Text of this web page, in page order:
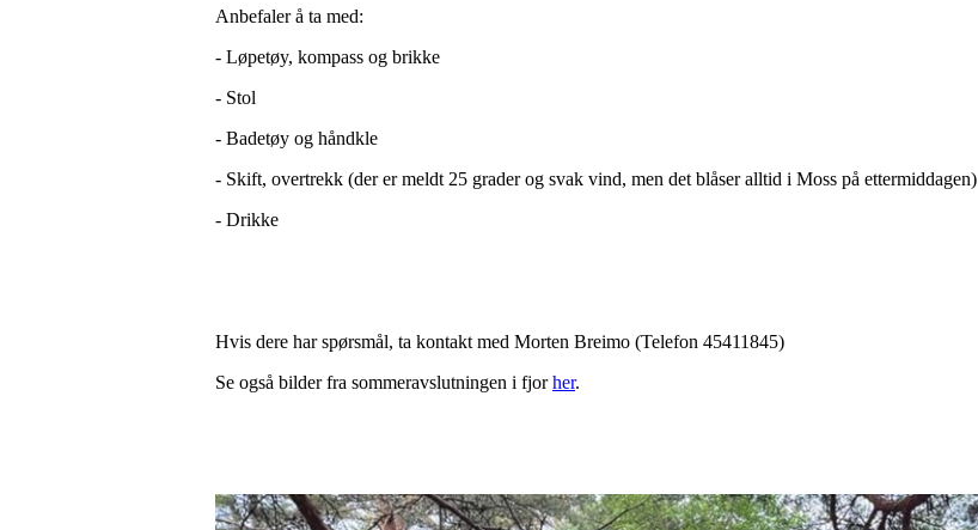
Anbefaler å ta med:
- Løpetøy, kompass og brikke
- Stol
- Badetøy og håndkle
- Skift, overtrekk (der er meldt 25 grader og svak vind, men det blåser alltid i Moss på ettermiddagen)
- Drikke
Hvis dere har spørsmål, ta kontakt med Morten Breimo (Telefon 45411845)
Se også bilder fra sommeravslutningen i fjorher.